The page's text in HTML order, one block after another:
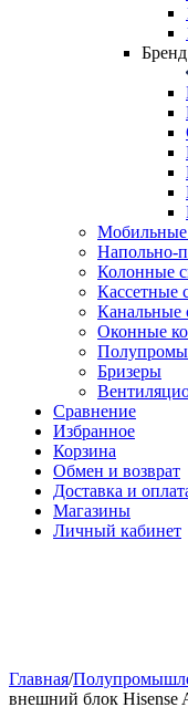
Бренд
Напольно-
Колонные
Кассетные
Канальные
Оконные
Бризеры
Сравнение
Избранное
Корзина
Обмен и возврат
Доставка и
Магазины
Личный кабинет
Главная/
внешний блок Hisense